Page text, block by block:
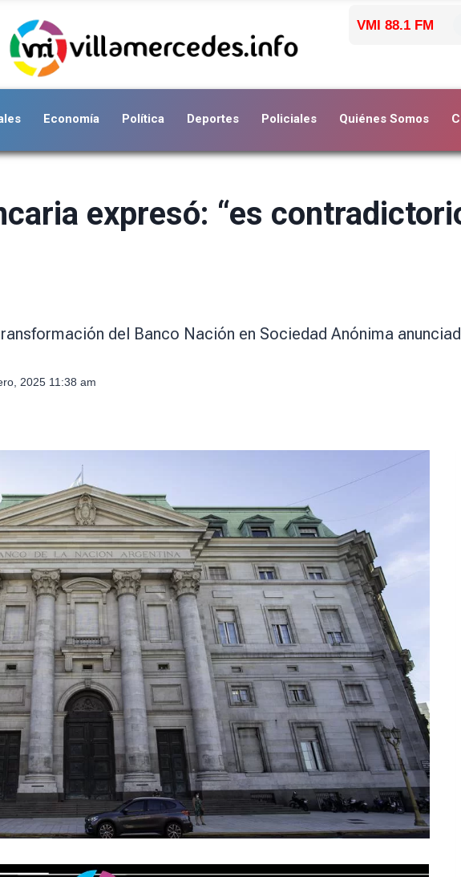
VMI 88.1 FM
Economía Política Deportes Policiales Quiénes Somos
expresó: “es
del Banco Nación en Sociedad Anónima
2025 11:38 am